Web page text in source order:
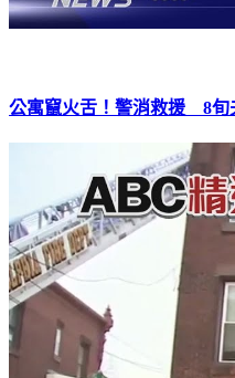
公寓竄火舌！警消救援 8旬